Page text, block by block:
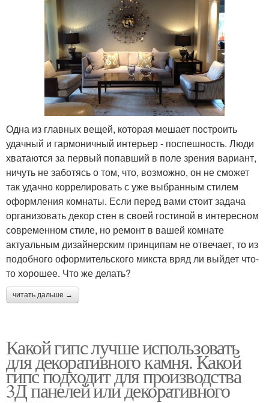
Одна из главных вещей, которая мешает построить
удачный и гармоничный интерьер - поспешность. Люди
хватаются за первый попавший в поле зрения вариант,
ничуть не заботясь о том, что, возможно, он не сможет
так удачно коррелировать с уже выбранным стилем
оформления комнаты. Если перед вами стоит задача
организовать декор стен в своей гостиной в интересном
современном стиле, но ремонт в вашей комнате
актуальным дизайнерским принципам не отвечает, то из
подобного оформительского микста вряд ли выйдет что-
то хорошее. Что же делать?
читать дальше →
Какой гипс лучше использовать
для декоративного камня. Какой
гипс подходит для производства
3Д панелей или декоративного